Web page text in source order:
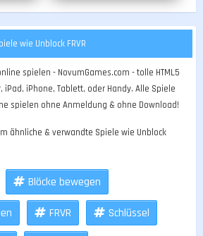
wie Unblock FRVR
spielen - NovumGames.com - tolle HTML5
iPhone, Tablett, oder Handy. Alle Spiele
spielen ohne Anmeldung & ohne Download!
ähnliche & verwandte Spiele wie Unblock
Blöcke bewegen
FRVR Schlüssel